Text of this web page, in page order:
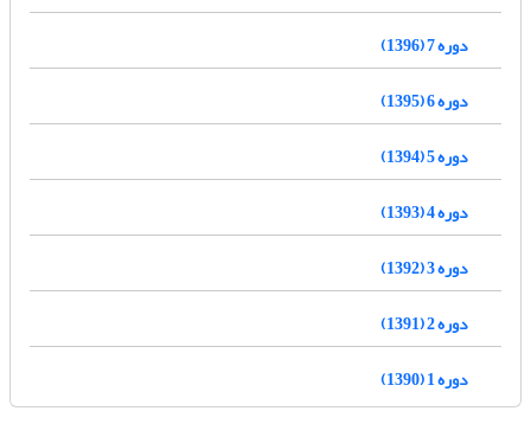
دوره 7 (1396)
دوره 6 (1395)
دوره 5 (1394)
دوره 4 (1393)
دوره 3 (1392)
دوره 2 (1391)
دوره 1 (1390)